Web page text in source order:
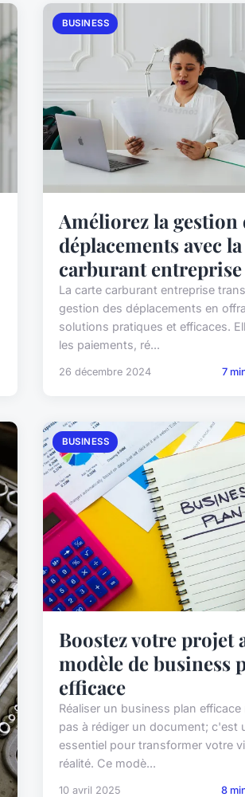
BUSINESS
Améliorez la gestion
déplacements avec
carburant entreprise
La carte carburant entreprise
gestion des déplacements en
solutions pratiques et efficaces.
les paiements, ré...
26 décembre 2024 7
BUSINESS
Boostez votre projet
modèle de business
efficace
Réaliser un business plan efficace
pas à rédiger un document; c'est
essentiel pour transformer votre
réalité. Ce modè...
10 avril 2025 8